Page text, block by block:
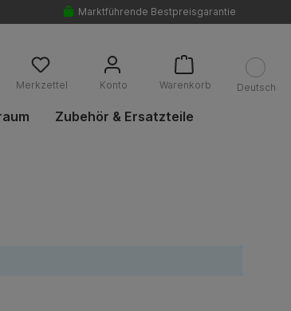
Marktführende Bestpreisgarantie
Merkzettel Konto Warenkorb Deutsch
Zubehör & Ersatzteile